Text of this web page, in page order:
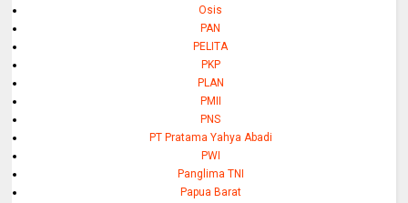
Osis
PAN
PELITA
PKP
PLAN
PMII
PNS
PT Pratama Yahya Abadi
PWI
Panglima TNI
Papua Barat